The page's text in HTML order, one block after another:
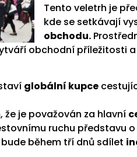
Tento veletrh je
kde se setkávají
obchodu.
obchodní příležitosti
globální kupce
že je považován za hlavní
ruchu představu
během tří dnů sdílet